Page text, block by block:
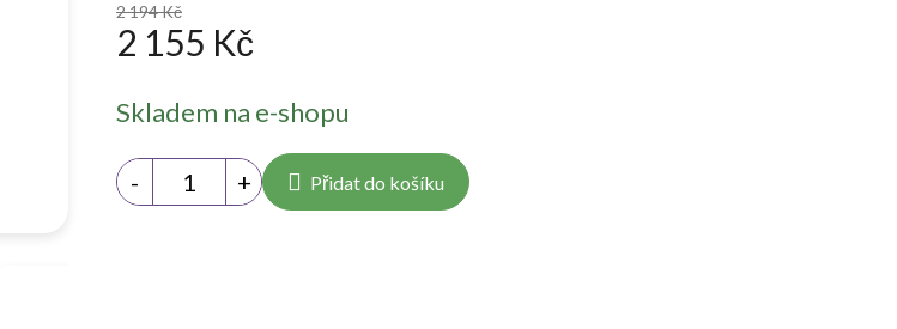
2 194 Kč
2 155 Kč
cena:
Skladem na e-shopu
Přidat do košíku